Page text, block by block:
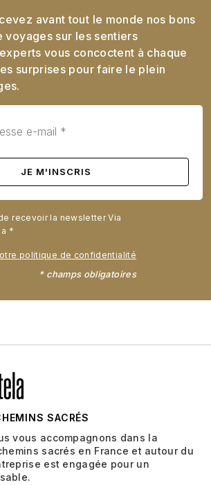
avant tout le monde nos bons
voyages sur les sentiers
vous concoctent à chaque
surprises pour faire le plein
recevoir la newsletter Via
politique de confidentialité
* champs obligatoires
SACRÉS
vous accompagnons dans la
sacrés en France et autour du
est engagée pour un